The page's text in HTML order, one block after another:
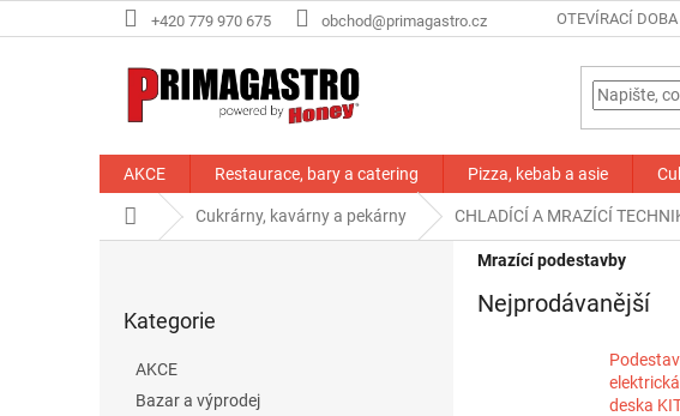
na
+420 779 970 675 obchod@primagastro.cz OTEVÍRACÍ DOBA
AKCE Restaurace, bary a catering Pizza, kebab a asie
Domů Cukrárny, kavárny a pekárny CHLADÍCÍ A MRAZÍCÍ
kategorie
Kategorie
AKCE
Bazar a výprodej
Mrazící podestavby
Nejprodávanější
deska